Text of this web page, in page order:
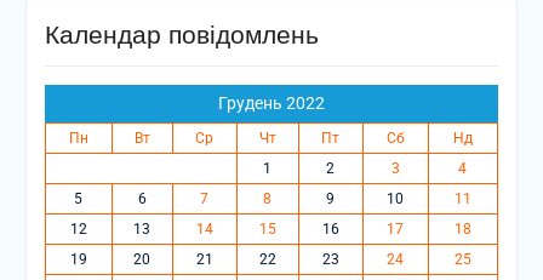
Календар повідомлень
Грудень 2022
Пн Вт Ср Чт Пт Сб
Нд
1
2 3
4
5
6 7 8 9 10
11
12
13 14 15 16 17
18
19
20 21 22 23 24
25